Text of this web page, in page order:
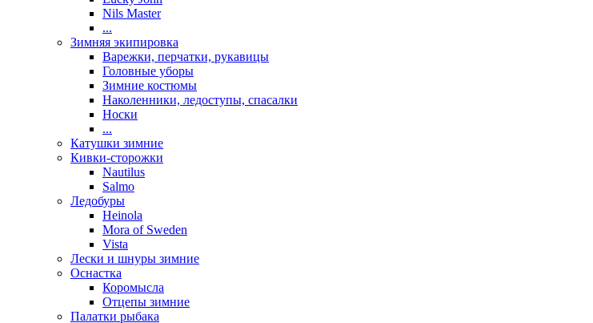
Nils Master
...
Зимняя экипировка
Варежки, перчатки, рукавицы
Головные уборы
Зимние костюмы
Наколенники, ледоступы, спасалки
Носки
...
Катушки зимние
Кивки-сторожки
Nautilus
Salmo
Ледобуры
Heinola
Mora of Sweden
Vista
Лески и шнуры зимние
Оснастка
Коромысла
Отцепы зимние
Палатки рыбака